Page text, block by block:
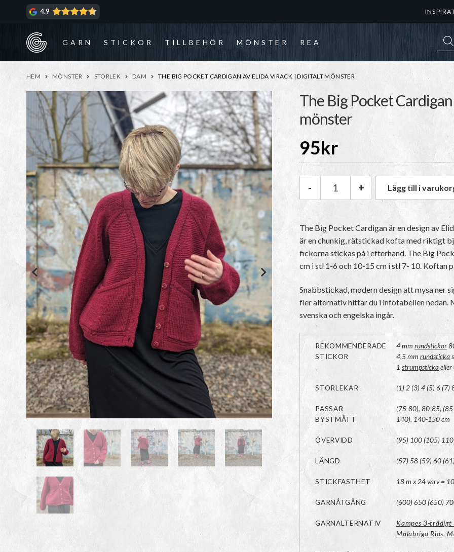
4.9
GARN STICKOR TILLBEHÖR MÖNSTER REA
HEM MÖNSTER STORLEK DAM THE BIG POCKET CARDIGAN AV ELIDA VIRACK | DIGITALT MÖNSTER
The Big Pocket
mönster
95kr
The Big Pocket Cardigan av
- + Lägg till i
The Big Pocket Cardigan är en design av
är en chunkig, rätstickad kofta med riktigt
fickorna stickas på i efterhand. The Big
cm i stl 1-6 och 10-15 cm i stl 7- 10. Koftan
Snabbstickad, modern design att mysa ner
fler alternativ hittar du i infotabellen
svenska och engelska ingår.
REKOMMENDERADE
STICKOR
4 mmrundstickor
4,5 mmrundsticka
1strumpsticka
STORLEKAR (1) 2 (3) 4 (5) 6 (7)
PASSAR
BYSTMÅTT
(75-80), 80-85,
140), 140-150 cm
ÖVERVIDD (95) 100 (105)
LÄNGD (57) 58 (59) 60
STICKFASTHET 18 m x 24 varv =
GARNÅTGÅNG (600) 650 (650)
GARNALTERNATIV
Kampes 3-trådigt
Malabrigo Rios,